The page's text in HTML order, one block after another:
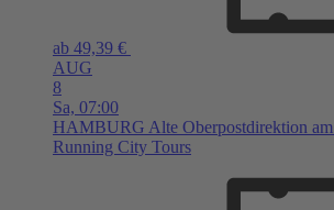
ab 49,39 €
AUG
8
Sa, 07:00
HAMBURG Alte Oberpostdirektion
Running City Tours